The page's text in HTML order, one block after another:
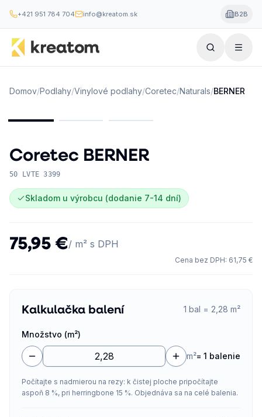
+421 951 784 704 info@kreatom.sk B2B
Domov/Podlahy/Vinylové podlahy/Coretec/Naturals/BERNER
Coretec BERNER
50 LVTE 3399
Skladom u výrobcu (dodanie 7-14 dní)
75,95 €/ m² s DPH
Cena bez DPH: 61,75 €
Kalkulačka balení 1 bal = 2,28 m²
Množstvo (m²)
m²= 1 balenie
Počítajte s nadmierou na rezy: k čistej ploche pripočítajte
aspoň 8 %, pri herringbone 15 %. Objednáva sa na celé balenia.